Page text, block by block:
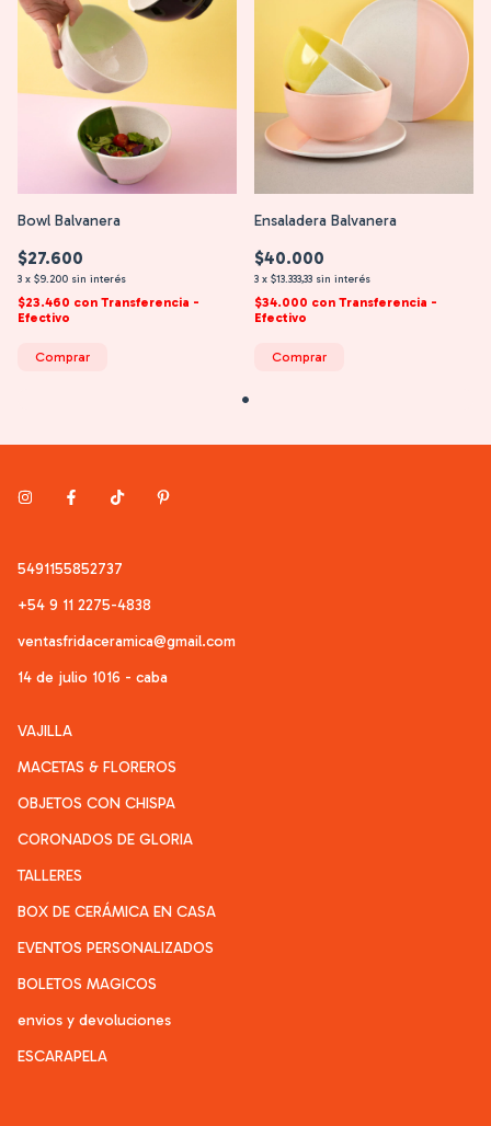
Bowl Balvanera
$27.600
3 x $9.200 sin interés
$23.460 con Transferencia -
Efectivo
Comprar
Ensaladera Balvanera
$40.000
3 x $13.333,33 sin interés
$34.000 con Transferencia -
Efectivo
Comprar
5491155852737
+54 9 11 2275-4838
ventasfridaceramica@gmail.com
14 de julio 1016 - caba
VAJILLA
MACETAS & FLOREROS
OBJETOS CON CHISPA
CORONADOS DE GLORIA
TALLERES
BOX DE CERÁMICA EN CASA
EVENTOS PERSONALIZADOS
BOLETOS MAGICOS
envios y devoluciones
ESCARAPELA